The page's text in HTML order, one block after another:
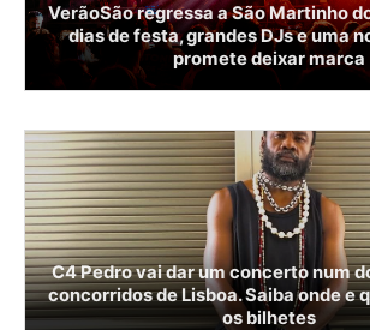
VerãoSão regressa a São Martinho
dias de festa, grandes DJs e uma
promete deixar marca
C4 Pedro vai dar um concerto num
concorridos de Lisboa. Saiba onde e
os bilhetes